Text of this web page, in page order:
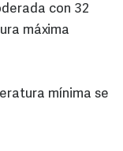
con 32
máxima
mínima se